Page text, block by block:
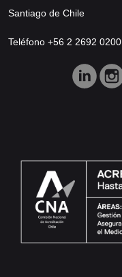
Santiago de Chile
Teléfono +56 2 2692 0200